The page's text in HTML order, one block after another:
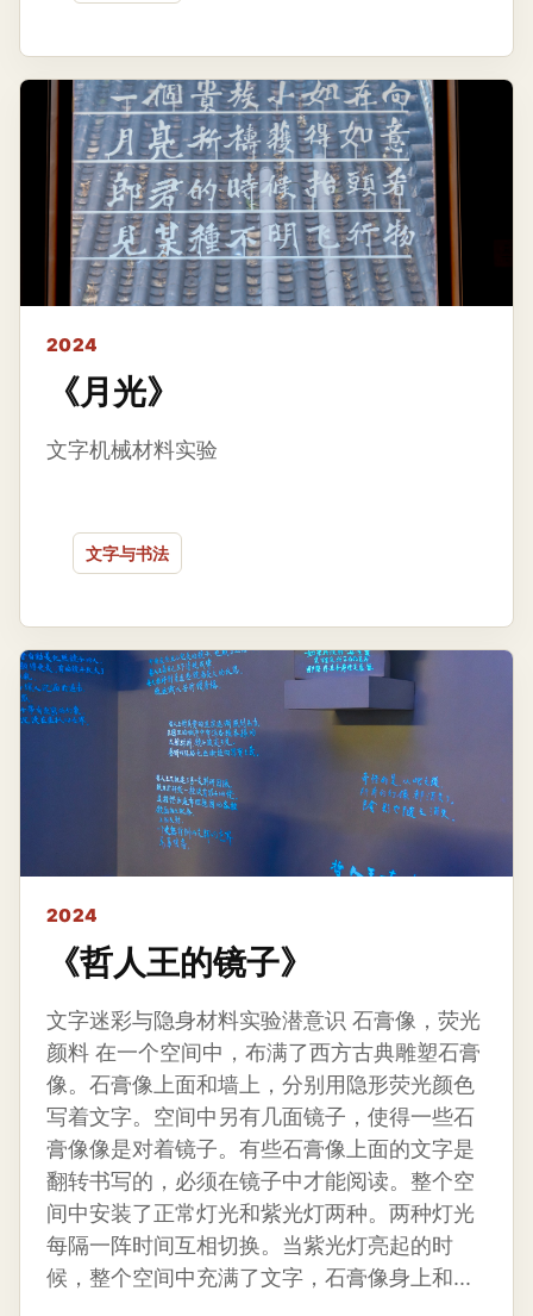
2024
《月光》
文字机械材料实验
文字与书法
2024
《哲人王的镜子》
文字迷彩与隐身材料实验潜意识 石膏像，荧光
颜料 在一个空间中，布满了西方古典雕塑石膏
像。石膏像上面和墙上，分别用隐形荧光颜色
写着文字。空间中另有几面镜子，使得一些石
膏像像是对着镜子。有些石膏像上面的文字是
翻转书写的，必须在镜子中才能阅读。整个空
间中安装了正常灯光和紫光灯两种。两种灯光
每隔一阵时间互相切换。当紫光灯亮起的时
候，整个空间中充满了文字，石膏像身上和...